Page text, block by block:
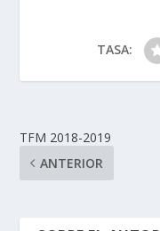
TASA:
TFM 2018-2019
ANTERIOR